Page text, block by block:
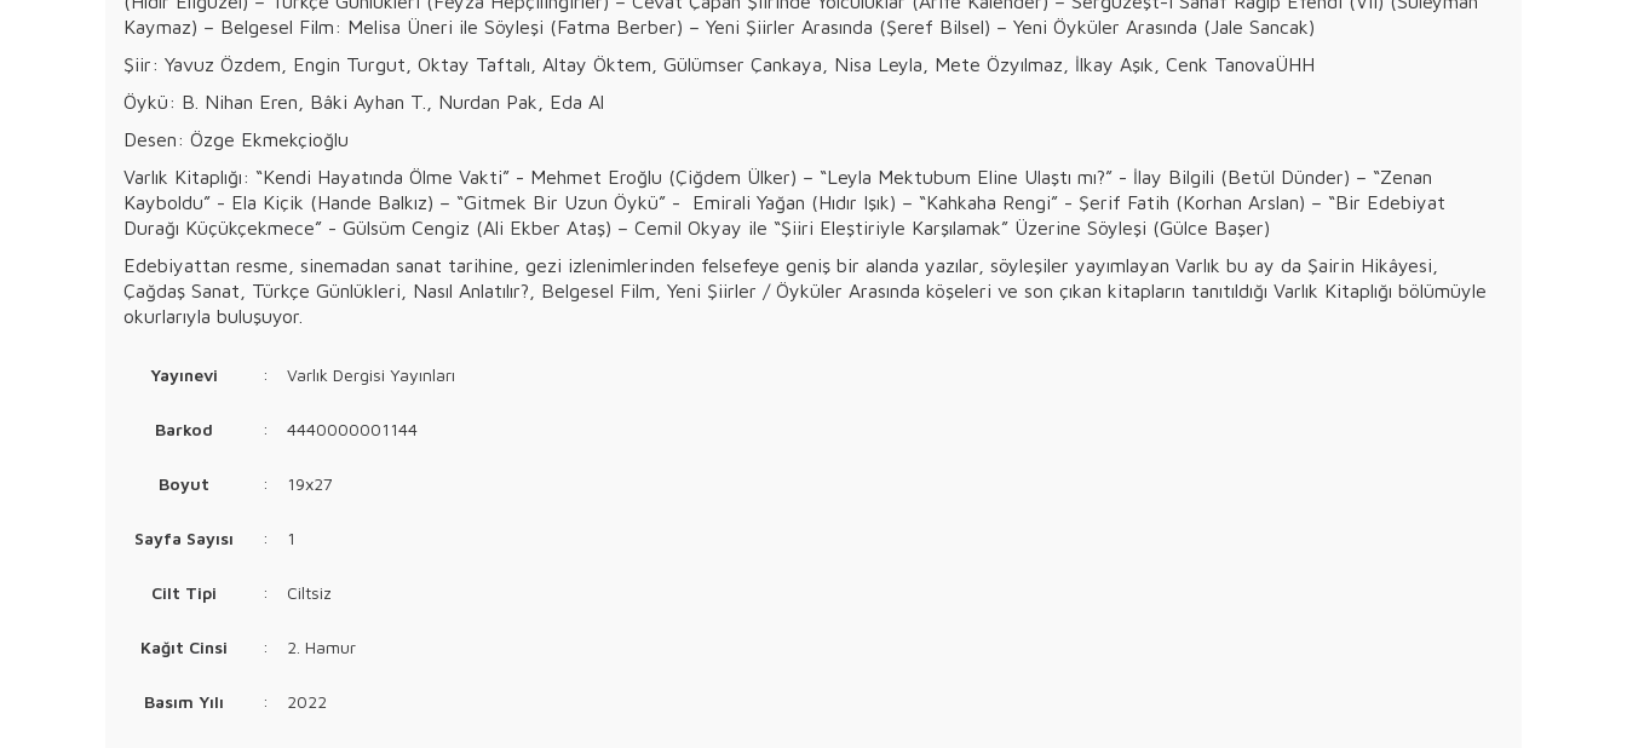
Kaymaz) – Belgesel Film: Melisa Üneri ile Söyleşi (Fatma Berber) – Yeni Şiirler Arasında (Şeref Bilsel) – Yeni Öyküler Arasında (Jale Sancak)
Şiir: Yavuz Özdem, Engin Turgut, Oktay Taftalı, Altay Öktem, Gülümser Çankaya, Nisa Leyla, Mete Özyılmaz, İlkay Aşık, Cenk TanovaÜHH
Öykü: B. Nihan Eren, Bâki Ayhan T., Nurdan Pak, Eda Al
Desen: Özge Ekmekçioğlu
Varlık Kitaplığı: “Kendi Hayatında Ölme Vakti” - Mehmet Eroğlu (Çiğdem Ülker) – “Leyla Mektubum Eline Ulaştı mı?” - İlay Bilgili (Betül Dünder) – “Zenan
Kayboldu” - Ela Kiçik (Hande Balkız) – “Gitmek Bir Uzun Öykü” - Emirali Yağan (Hıdır Işık) – “Kahkaha Rengi” - Şerif Fatih (Korhan Arslan) – “Bir Edebiyat
Durağı Küçükçekmece” - Gülsüm Cengiz (Ali Ekber Ataş) – Cemil Okyay ile “Şiiri Eleştiriyle Karşılamak” Üzerine Söyleşi (Gülce Başer)
Edebiyattan resme, sinemadan sanat tarihine, gezi izlenimlerinden felsefeye geniş bir alanda yazılar, söyleşiler yayımlayan Varlık bu ay da Şairin Hikâyesi,
Çağdaş Sanat, Türkçe Günlükleri, Nasıl Anlatılır?, Belgesel Film, Yeni Şiirler / Öyküler Arasında köşeleri ve son çıkan kitapların tanıtıldığı Varlık Kitaplığı bölümüyle
okurlarıyla buluşuyor.
Yayınevi : Varlık Dergisi Yayınları
Barkod : 4440000001144
Boyut : 19x27
Sayfa Sayısı : 1
Cilt Tipi : Ciltsiz
Kağıt Cinsi : 2. Hamur
Basım Yılı : 2022